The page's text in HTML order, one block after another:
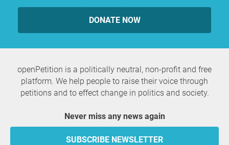
DONATE NOW
openPetition is a politically neutral, non-profit and free
platform. We help people to raise their voice through
petitions and to effect change in politics and society.
Never miss any news again
SUBSCRIBE NEWSLETTER